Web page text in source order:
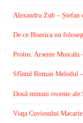
Alexandru Zub – Ștefan
De ce Biserica nu
Protos. Arsenie Muscalu
Sfîntul Roman Melodul
Două minuni recente
Viaţa Cuviosului